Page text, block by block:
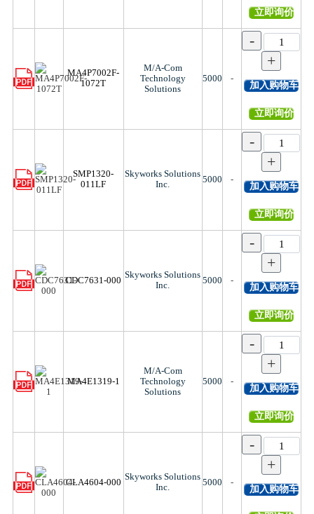
立即询价
MA4P7002F-
1072T
M/A-Com
Technology
Solutions
5000 -
-
+
加入购物车
立即询价
SMP1320-
011LF
Skyworks Solutions
Inc.
5000 -
-
+
加入购物车
立即询价
CDC7631-000
Skyworks Solutions
Inc.
5000 -
-
+
加入购物车
立即询价
MA4E1319-1
M/A-Com
Technology
Solutions
5000 -
-
+
加入购物车
立即询价
CLA4604-000
Skyworks Solutions
Inc.
5000 -
-
+
加入购物车